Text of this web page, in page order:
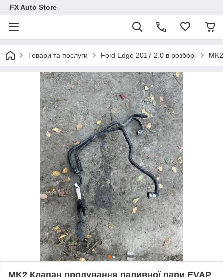
FX Auto Store
Товари та послуги Ford Edge 2017 2.0 в розборі
MK2 Клапан продування паливної пари EVAP